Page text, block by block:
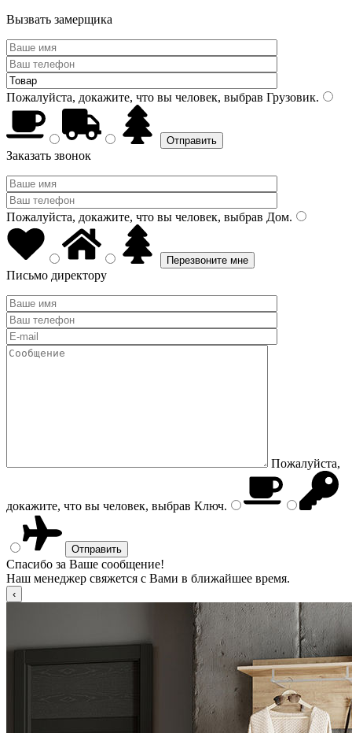
Вызвать замерщика
Пожалуйста, докажите, что вы человек, выбрав Грузовик.
Заказать звонок
Пожалуйста, докажите, что вы человек, выбрав Дом.
Письмо директору
Пожалуйста,
докажите, что вы человек, выбрав Ключ.
Спасибо за Ваше сообщение!
Наш менеджер свяжется с Вами в ближайшее время.